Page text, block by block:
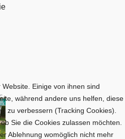
Einige von ihnen sind
während andere uns helfen, diese
zu verbessern (Tracking Cookies).
Sie die Cookies zulassen möchten.
Ablehnung womöglich nicht mehr